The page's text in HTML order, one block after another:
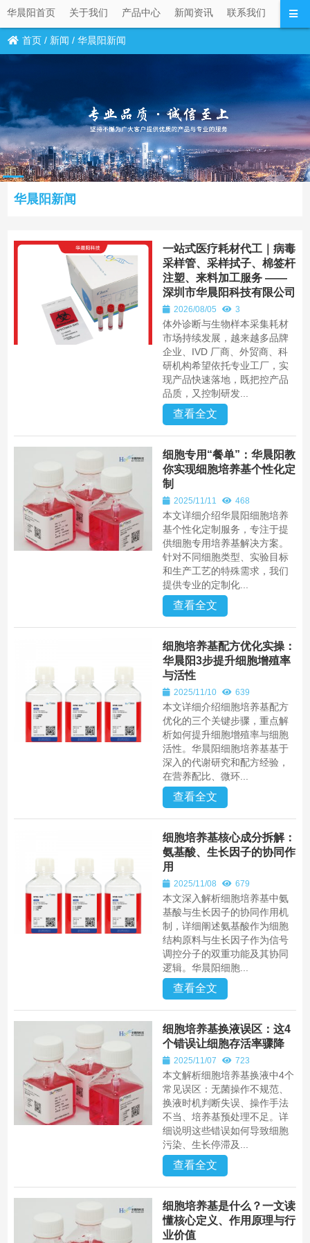
华晨阳首页 关于我们 产品中心 新闻资讯 联系我们
首页 / 新闻 /华晨阳新闻
华晨阳新闻
一站式医疗耗材代工｜病毒
采样管、采样拭子、棉签杆
注塑、来料加工服务 ——
深圳市华晨阳科技有限公司
2026/08/05 3
体外诊断与生物样本采集耗材
市场持续发展，越来越多品牌
企业、IVD 厂商、外贸商、科
研机构希望依托专业工厂，实
现产品快速落地，既把控产品
品质，又控制研发...
查看全文
细胞专用“餐单”：华晨阳教
你实现细胞培养基个性化定
制
2025/11/11 468
本文详细介绍华晨阳细胞培养
基个性化定制服务，专注于提
供细胞专用培养基解决方案。
针对不同细胞类型、实验目标
和生产工艺的特殊需求，我们
提供专业的定制化...
查看全文
细胞培养基配方优化实操：
华晨阳3步提升细胞增殖率
与活性
2025/11/10 639
本文详细介绍细胞培养基配方
优化的三个关键步骤，重点解
析如何提升细胞增殖率与细胞
活性。华晨阳细胞培养基基于
深入的代谢研究和配方经验，
在营养配比、微环...
查看全文
细胞培养基核心成分拆解：
氨基酸、生长因子的协同作
用
2025/11/08 679
本文深入解析细胞培养基中氨
基酸与生长因子的协同作用机
制，详细阐述氨基酸作为细胞
结构原料与生长因子作为信号
调控分子的双重功能及其协同
逻辑。华晨阳细胞...
查看全文
细胞培养基换液误区：这4
个错误让细胞存活率骤降
2025/11/07 723
本文解析细胞培养基换液中4个
常见误区：无菌操作不规范、
换液时机判断失误、操作手法
不当、培养基预处理不足。详
细说明这些错误如何导致细胞
污染、生长停滞及...
查看全文
细胞培养基是什么？一文读
懂核心定义、作用原理与行
业价值